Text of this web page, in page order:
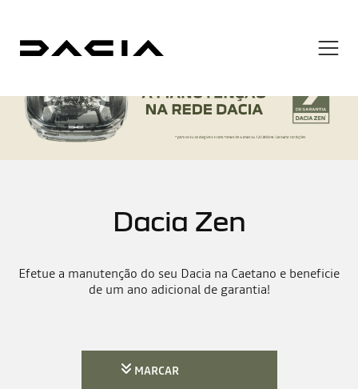
NOVOS DACIA
USADOS DACIA
CAMPANHAS
LOCALIZAÇÕES
Dacia Zen
Efetue a manutenção do seu Dacia na Caetano e beneficie
de um ano adicional de garantia!
MARCAR